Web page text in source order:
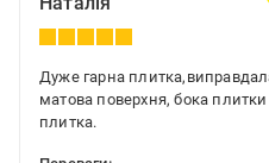
Дуже гарна
матова поверхня, бока плитки
плитка.